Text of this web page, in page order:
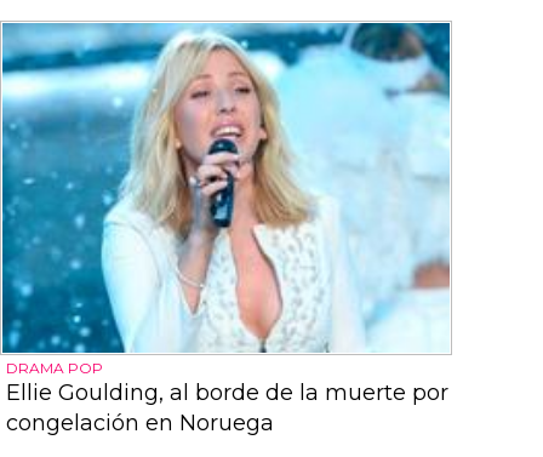
DRAMA POP
Ellie Goulding, al borde de la muerte por
congelación en Noruega